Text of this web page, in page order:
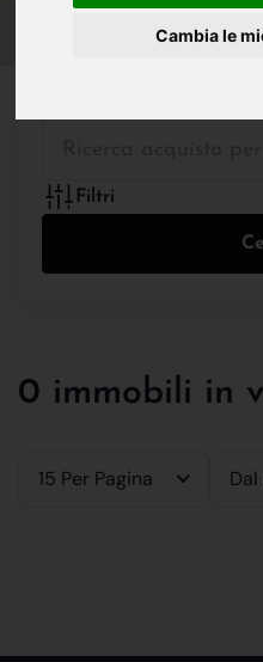
Cambia le
Filtri
0 immobili in
15 Per Pagina